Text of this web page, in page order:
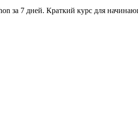
за 7 дней. Краткий курс для